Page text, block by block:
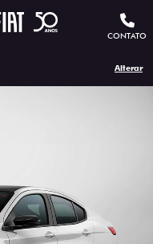
CONTATO
Alterar